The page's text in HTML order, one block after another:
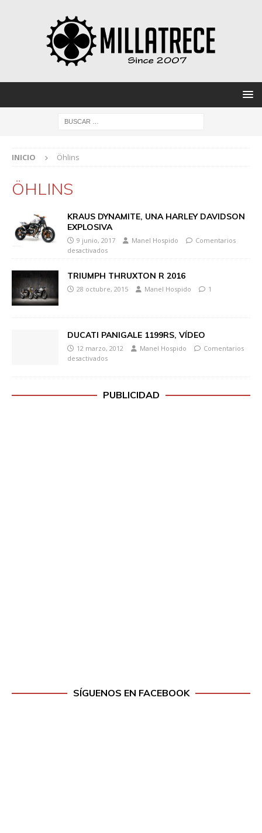
INICIO Öhlins
ÖHLINS
KRAUS DYNAMITE, UNA HARLEY DAVIDSON
EXPLOSIVA
9 junio, 2017 Manel Hospido
Comentarios
desactivados
TRIUMPH THRUXTON R 2016
28 octubre, 2015 Manel Hospido 1
DUCATI PANIGALE 1199RS, VÍDEO
12 marzo, 2012 Manel Hospido
Comentarios
desactivados
PUBLICIDAD
SÍGUENOS EN FACEBOOK